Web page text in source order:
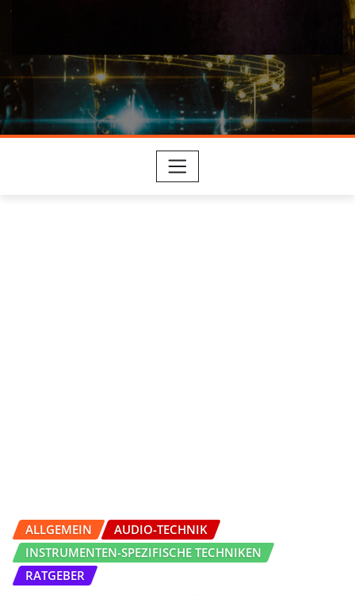
ALLGEMEIN
AUDIO-TECHNIK
INSTRUMENTEN-SPEZIFISCHE TECHNIKEN
RATGEBER